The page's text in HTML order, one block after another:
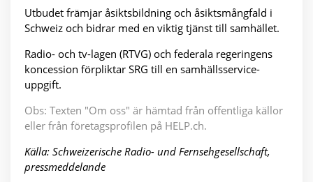
Utbudet främjar åsiktsbildning och åsiktsmångfald i
Schweiz och bidrar med en viktig tjänst till samhället.
Radio- och tv-lagen (RTVG) och federala regeringens
koncession förpliktar SRG till en samhällsservice-
uppgift.
Obs: Texten "Om oss" är hämtad från offentliga källor
eller från företagsprofilen på HELP.ch.
Källa: Schweizerische Radio- und Fernsehgesellschaft,
pressmeddelande